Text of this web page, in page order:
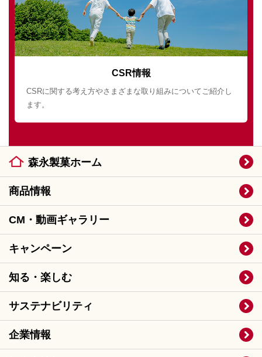
CSR情報
CSRに関する考え方やさまざまな取り組みについてご紹介し
ます。
森永製菓ホーム
商品情報
CM・動画ギャラリー
キャンペーン
知る・楽しむ
サステナビリティ
企業情報